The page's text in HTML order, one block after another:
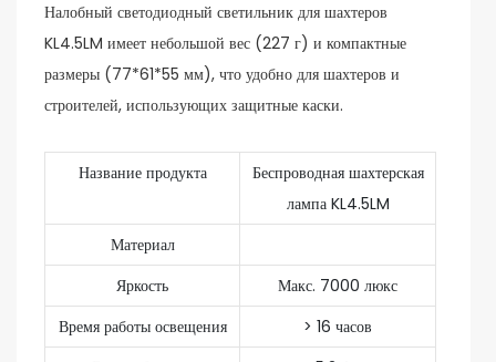
Налобный светодиодный светильник для шахтеров
KL4.5LM имеет небольшой вес (227 г) и компактные
размеры (77*61*55 мм), что удобно для шахтеров и
строителей, использующих защитные каски.
Название продукта
Беспроводная шахтерская
лампа KL4.5LM
Материал
Яркость
Макс. 7000 люкс
Время работы освещения
> 16 часов